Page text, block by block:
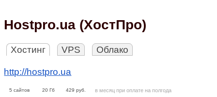
Hostpro.ua (ХостПро)
Хостинг VPS Облако
http://hostpro.ua
5 сайтов 20 Гб 429 руб. в месяц при оплате на полгода